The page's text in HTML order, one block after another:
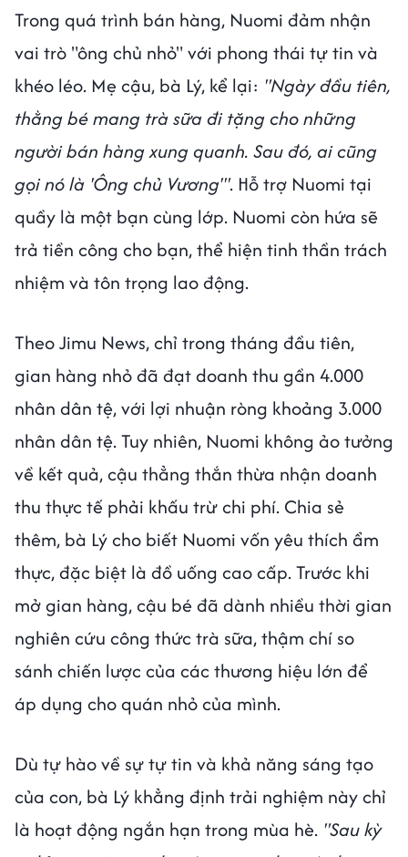
Trong quá trình bán hàng, Nuomi đảm nhận
vai trò "ông chủ nhỏ" với phong thái tự tin và
khéo léo. Mẹ cậu, bà Lý, kể lại: "Ngày đầu tiên,
thằng bé mang trà sữa đi tặng cho những
người bán hàng xung quanh. Sau đó, ai cũng
gọi nó là 'Ông chủ Vương'". Hỗ trợ Nuomi tại
quầy là một bạn cùng lớp. Nuomi còn hứa sẽ
trả tiền công cho bạn, thể hiện tinh thần trách
nhiệm và tôn trọng lao động.
Theo Jimu News, chỉ trong tháng đầu tiên,
gian hàng nhỏ đã đạt doanh thu gần 4.000
nhân dân tệ, với lợi nhuận ròng khoảng 3.000
nhân dân tệ. Tuy nhiên, Nuomi không ảo tưởng
về kết quả, cậu thẳng thắn thừa nhận doanh
thu thực tế phải khấu trừ chi phí. Chia sẻ
thêm, bà Lý cho biết Nuomi vốn yêu thích ẩm
thực, đặc biệt là đồ uống cao cấp. Trước khi
mở gian hàng, cậu bé đã dành nhiều thời gian
nghiên cứu công thức trà sữa, thậm chí so
sánh chiến lược của các thương hiệu lớn để
áp dụng cho quán nhỏ của mình.
Dù tự hào về sự tự tin và khả năng sáng tạo
của con, bà Lý khẳng định trải nghiệm này chỉ
là hoạt động ngắn hạn trong mùa hè. "Sau kỳ